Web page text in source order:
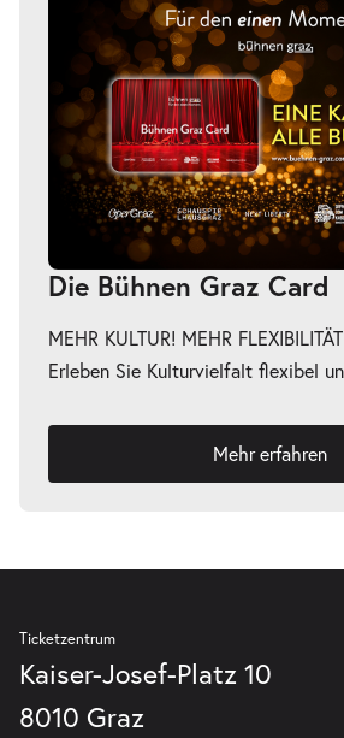
Die Bühnen Graz Card
MEHR KULTUR! MEHR
Erleben Sie Kulturvielfalt flexibel
Mehr erfahren
Ticketzentrum
Kaiser-Josef-Platz 10
8010 Graz